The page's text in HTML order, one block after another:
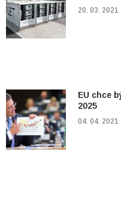
20. 03. 2021
EU chce
2025
04. 04. 2021